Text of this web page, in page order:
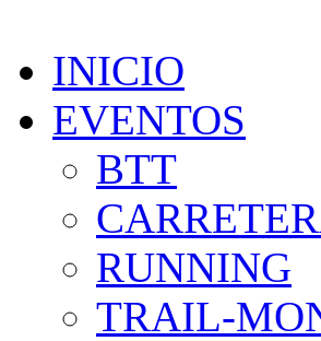
INICIO
EVENTOS
BTT
RUNNING
TRAIL-